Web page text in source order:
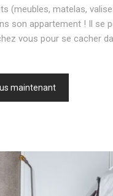
(meubles, matelas,
son appartement ! Il se
vous pour se cacher
maintenant